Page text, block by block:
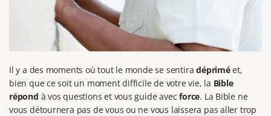
Il y a des moments où tout le monde se sentiradépriméet,
bien que ce soit un moment difficile de votre vie, la Bible
répond à vos questions et vous guide avecforce. La Bible ne
vous détournera pas de vous ou ne vous laissera pas aller trop